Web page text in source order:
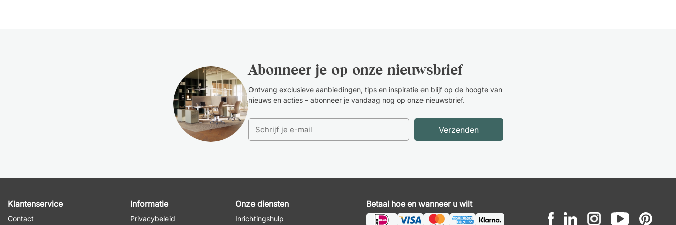
Abonneer je op onze nieuwsbrief
Ontvang exclusieve aanbiedingen, tips en inspiratie en blijf op de hoogte van
nieuws en acties – abonneer je vandaag nog op onze nieuwsbrief.
Verzenden
Klantenservice
Contact
Informatie
Privacybeleid
Onze diensten
Inrichtingshulp
Betaal hoe en wanneer u wilt